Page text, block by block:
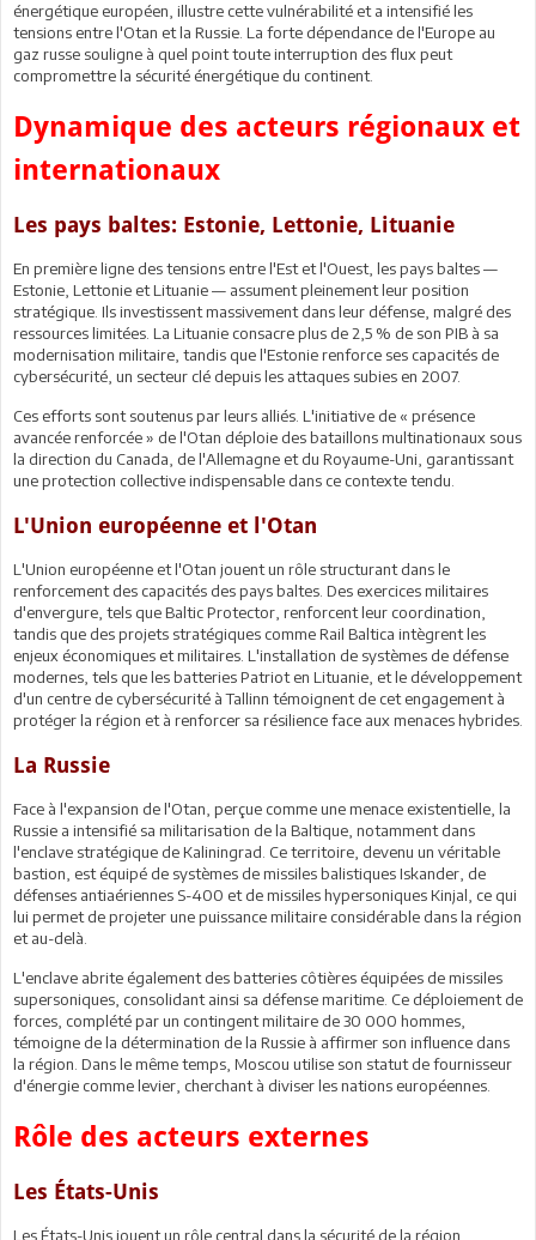
énergétique européen, illustre cette vulnérabilité et a intensifié les
tensions entre l'Otan et la Russie. La forte dépendance de l'Europe au
gaz russe souligne à quel point toute interruption des flux peut
compromettre la sécurité énergétique du continent.
Dynamique des acteurs régionaux et
internationaux
Les pays baltes: Estonie, Lettonie, Lituanie
En première ligne des tensions entre l'Est et l'Ouest, les pays baltes —
Estonie, Lettonie et Lituanie — assument pleinement leur position
stratégique. Ils investissent massivement dans leur défense, malgré des
ressources limitées. La Lituanie consacre plus de 2,5 % de son PIB à sa
modernisation militaire, tandis que l'Estonie renforce ses capacités de
cybersécurité, un secteur clé depuis les attaques subies en 2007.
Ces efforts sont soutenus par leurs alliés. L'initiative de « présence
avancée renforcée » de l'Otan déploie des bataillons multinationaux sous
la direction du Canada, de l'Allemagne et du Royaume-Uni, garantissant
une protection collective indispensable dans ce contexte tendu.
L'Union européenne et l'Otan
L'Union européenne et l'Otan jouent un rôle structurant dans le
renforcement des capacités des pays baltes. Des exercices militaires
d'envergure, tels que Baltic Protector, renforcent leur coordination,
tandis que des projets stratégiques comme Rail Baltica intègrent les
enjeux économiques et militaires. L'installation de systèmes de défense
modernes, tels que les batteries Patriot en Lituanie, et le développement
d'un centre de cybersécurité à Tallinn témoignent de cet engagement à
protéger la région et à renforcer sa résilience face aux menaces hybrides.
La Russie
Face à l'expansion de l'Otan, perçue comme une menace existentielle, la
Russie a intensifié sa militarisation de la Baltique, notamment dans
l'enclave stratégique de Kaliningrad. Ce territoire, devenu un véritable
bastion, est équipé de systèmes de missiles balistiques Iskander, de
défenses antiaériennes S-400 et de missiles hypersoniques Kinjal, ce qui
lui permet de projeter une puissance militaire considérable dans la région
et au-delà.
L'enclave abrite également des batteries côtières équipées de missiles
supersoniques, consolidant ainsi sa défense maritime. Ce déploiement de
forces, complété par un contingent militaire de 30 000 hommes,
témoigne de la détermination de la Russie à affirmer son influence dans
la région. Dans le même temps, Moscou utilise son statut de fournisseur
d'énergie comme levier, cherchant à diviser les nations européennes.
Rôle des acteurs externes
Les États-Unis
Les États-Unis jouent un rôle central dans la sécurité de la région